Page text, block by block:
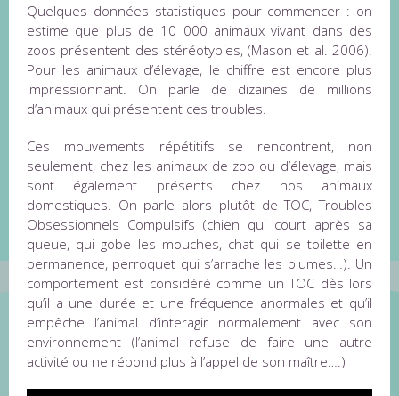
Quelques données statistiques pour commencer : on
estime que plus de 10 000 animaux vivant dans des
zoos présentent des stéréotypies, (Mason et al. 2006).
Pour les animaux d’élevage, le chiffre est encore plus
impressionnant. On parle de dizaines de millions
d’animaux qui présentent ces troubles.
Ces mouvements répétitifs se rencontrent, non
seulement, chez les animaux de zoo ou d’élevage, mais
sont également présents chez nos animaux
domestiques. On parle alors plutôt de TOC, Troubles
Obsessionnels Compulsifs (chien qui court après sa
queue, qui gobe les mouches, chat qui se toilette en
permanence, perroquet qui s’arrache les plumes…). Un
comportement est considéré comme un TOC dès lors
qu’il a une durée et une fréquence anormales et qu’il
empêche l’animal d’interagir normalement avec son
environnement (l’animal refuse de faire une autre
activité ou ne répond plus à l’appel de son maître….)